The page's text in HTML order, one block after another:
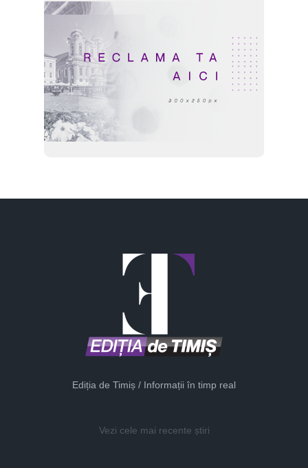
Ediția de Timiș / Informații în timp real
Vezi cele mai recente știri